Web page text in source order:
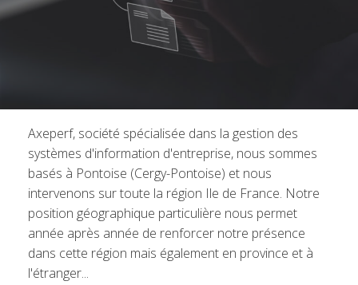
Axeperf, société spécialisée dans la gestion des
systèmes d'information d'entreprise, nous sommes
basés à Pontoise (Cergy-Pontoise) et nous
intervenons sur toute la région Ile de France. Notre
position géographique particulière nous permet
année après année de renforcer notre présence
dans cette région mais également en province et à
l'étranger...